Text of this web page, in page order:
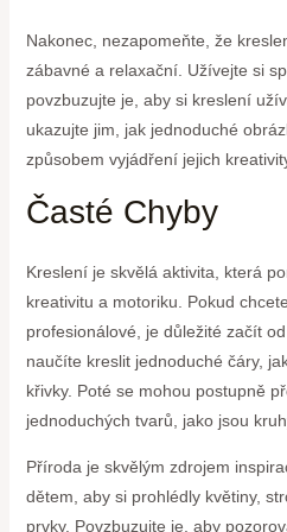
Nakonec, nezapomeňte, že
zábavné a relaxační. Užívejte si
povzbuzujte je, aby si kreslení
ukazujte jim, jak jednoduché
způsobem vyjádření jejich
Časté Chyby
Kreslení je skvělá aktivita, která
kreativitu a motoriku. Pokud
profesionálové, je důležité začít
naučíte kreslit jednoduché čáry,
křivky. Poté se mohou postupně
jednoduchých tvarů, jako jsou
Příroda je skvělým zdrojem
dětem, aby si prohlédly květiny,
prvky. Povzbuzujte je, aby